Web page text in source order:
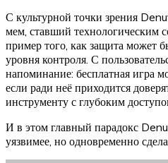
С культурной точки зрения
мем, ставший технологическим
пример того, как защита может
уровня контроля. С
напоминание: бесплатная игра
если ради неё приходится
инструменту с глубоким
И в этом главный парадокс
уязвимее, но одновременно